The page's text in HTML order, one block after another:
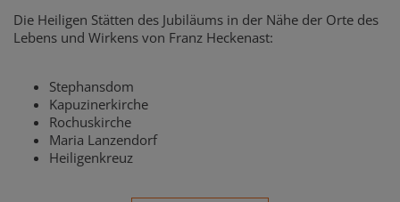
Die Heiligen Stätten des Jubiläums in der Nähe der Orte des
Lebens und Wirkens von Franz Heckenast:
Stephansdom
Kapuzinerkirche
Rochuskirche
Maria Lanzendorf
Heiligenkreuz